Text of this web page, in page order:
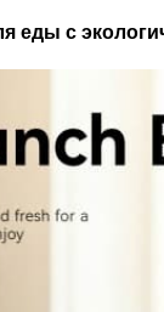
еды с